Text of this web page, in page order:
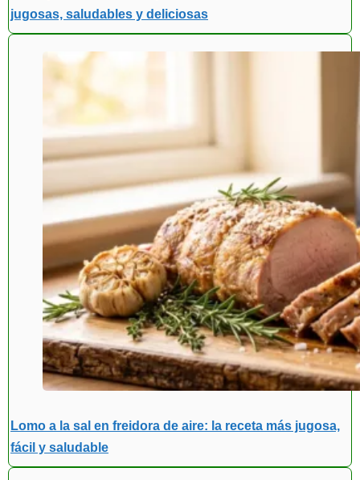
jugosas, saludables y deliciosas
Lomo a la sal en freidora de aire: la receta más jugosa,
fácil y saludable